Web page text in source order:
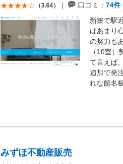
（3.64） 口コミ： 74件
新築で駅
はあまり
の努力も
（10室
て言えば
追加で発
れな館名
みずほ不動産販売